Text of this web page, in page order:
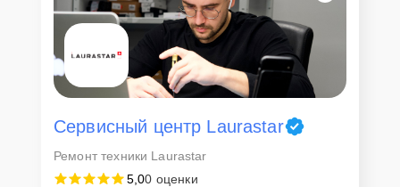
Сервисный центр Laurastar
Ремонт техники Laurastar
5,00 оценки